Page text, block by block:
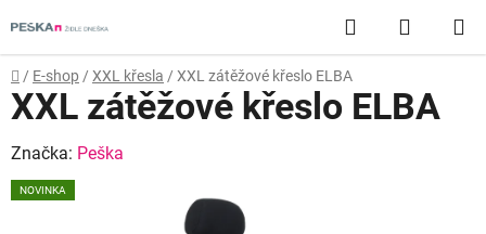
na
obsah
Hledat
KOŠÍK
Domů
/ E-shop / XXL křesla / XXL zátěžové křeslo ELBA
XXL zátěžové křeslo ELBA
Značka: Peška
NOVINKA